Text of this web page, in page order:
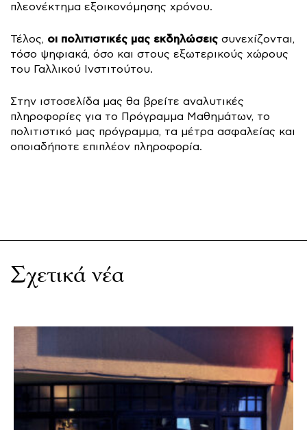
πλεονέκτημα εξοικονόμησης χρόνου.
Τέλος, οι πολιτιστικές μας εκδηλώσεις συνεχίζονται,
τόσο ψηφιακά, όσο και στους εξωτερικούς χώρους
του Γαλλικού Ινστιτούτου.
Στην ιστοσελίδα μας θα βρείτε αναλυτικές
πληροφορίες για το Πρόγραμμα Μαθημάτων, το
πολιτιστικό μας πρόγραμμα, τα μέτρα ασφαλείας και
οποιαδήποτε επιπλέον πληροφορία.
Σχετικά νέα